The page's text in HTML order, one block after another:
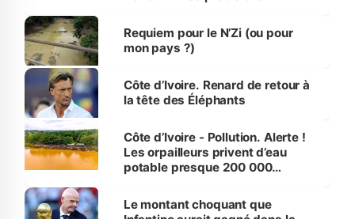
Requiem pour le N’Zi (ou pour
mon pays ?)
Côte d’Ivoire. Renard de retour à
la tête des Éléphants
Côte d’Ivoire - Pollution. Alerte !
Les orpailleurs privent d’eau
potable presque 200 000
Le montant choquant que